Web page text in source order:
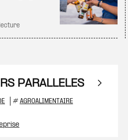
PARALLELES
# AGROALIMENTAIRE